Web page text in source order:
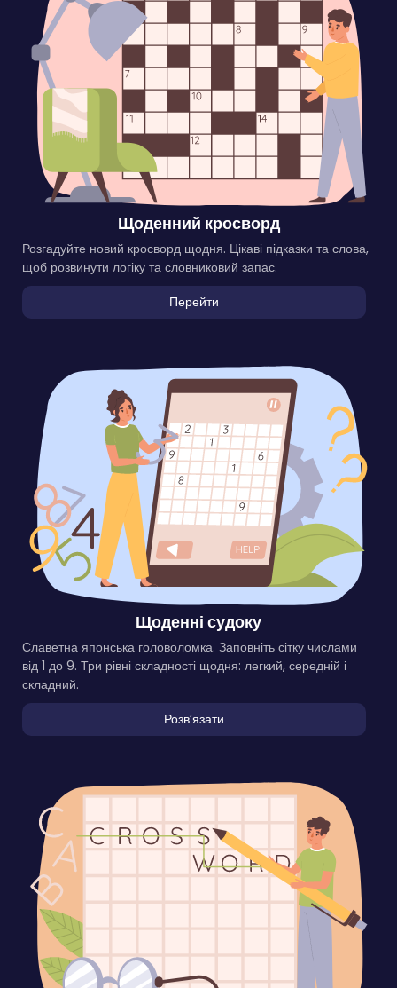
Щоденний кросворд
Розгадуйте новий кросворд щодня. Цікаві підказки та слова,
щоб розвинути логіку та словниковий запас.
Перейти
Щоденні судоку
Славетна японська головоломка. Заповніть сітку числами
від 1 до 9. Три рівні складності щодня: легкий, середній і
складний.
Розвʼязати